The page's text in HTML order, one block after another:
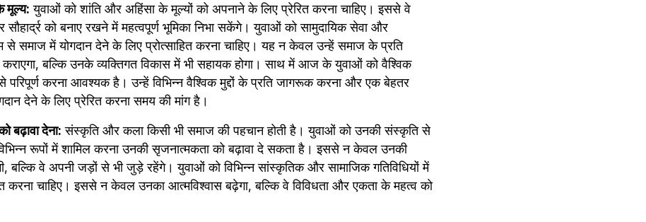
मूल्य: युवाओं को शांति और अहिंसा के मूल्यों को अपनाने के लिए प्रेरित करना चाहिए। इससे वे
को बनाए रखने में महत्वपूर्ण भूमिका निभा सकेंगे। युवाओं को सामुदायिक सेवा और
से समाज में योगदान देने के लिए प्रोत्साहित करना चाहिए। यह न केवल उन्हें समाज के प्रति
कराएगा, बल्कि उनके व्यक्तिगत विकास में भी सहायक होगा। साथ में आज के युवाओं को वैश्विक
से परिपूर्ण करना आवश्यक है। उन्हें विभिन्न वैश्विक मुद्दों के प्रति जागरूक करना और एक बेहतर
देने के लिए प्रेरित करना समय की मांग है।
बढ़ावा देना: संस्कृति और कला किसी भी समाज की पहचान होती है। युवाओं को उनकी संस्कृति से
रूपों में शामिल करना उनकी सृजनात्मकता को बढ़ावा दे सकता है। इससे न केवल उनकी
बल्कि वे अपनी जड़ों से भी जुड़े रहेंगे। युवाओं को विभिन्न सांस्कृतिक और सामाजिक गतिविधियों में
करना चाहिए। इससे न केवल उनका आत्मविश्वास बढ़ेगा, बल्कि वे विविधता और एकता के महत्व को